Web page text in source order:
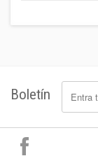
Boletín